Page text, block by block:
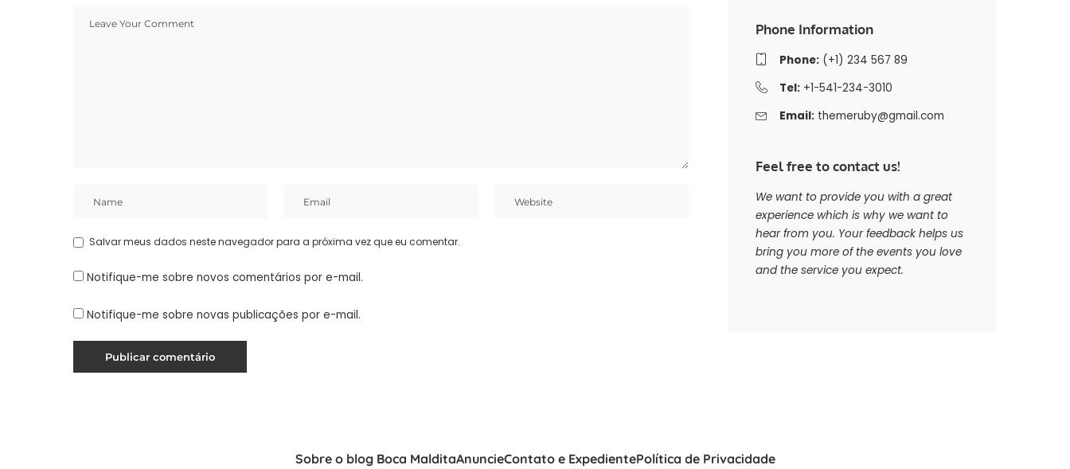
Salvar meus dados neste navegador para a próxima vez que eu comentar.
Notifique-me sobre novos comentários por e-mail.
Notifique-me sobre novas publicações por e-mail.
Phone Information
Phone:(+1) 234 567 89
Tel:+1-541-234-3010
Email: themeruby@gmail.com
Feel free to contact us!
We want to provide you with a great
experience which is why we want to
hear from you. Your feedback helps us
bring you more of the events you love
and the service you expect.
Sobre o blog Boca MalditaAnuncieContato e ExpedientePolítica de Privacidade